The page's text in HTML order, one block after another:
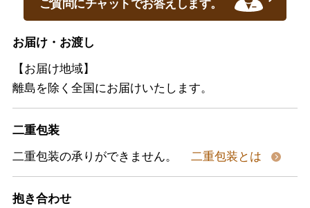
お届け・お渡し
【お届け地域】
離島を除く全国にお届けいたします。
二重包装
二重包装の承りができません。
二重包装とは
抱き合わせ